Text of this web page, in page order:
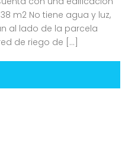
m2 No tiene agua y luz,
al lado de la parcela
de riego de […]